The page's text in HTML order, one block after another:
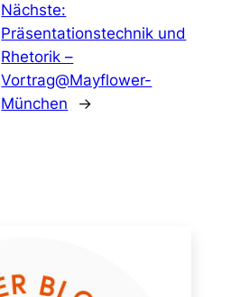
Nächste:
Präsentationstechnik und
Rhetorik –
Vortrag@Mayflower-
München
→